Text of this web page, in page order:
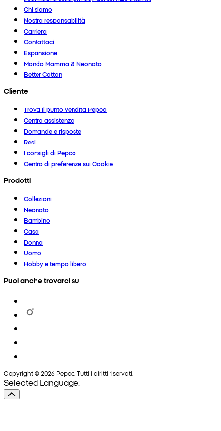
Chi siamo
Nostra responsabilità
Carriera
Contattaci
Espansione
Mondo Mamma & Neonato
Better Cotton
Cliente
Trova il punto vendita Pepco
Centro assistenza
Domande e risposte
Resi
I consigli di Pepco
Centro di preferenze sui Cookie
Prodotti
Collezioni
Neonato
Bambino
Casa
Donna
Uomo
Hobby e tempo libero
Puoi anche trovarci su
Copyright © 2026 Pepco. Tutti i diritti riservati.
Selected Language: